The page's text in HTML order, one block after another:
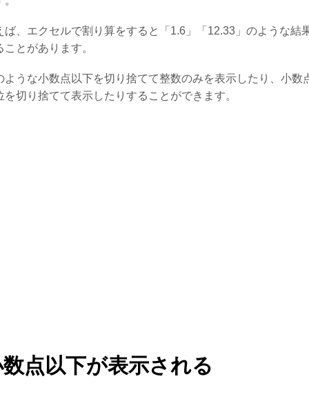
ば、エクセルで割り算をすると「1.6」「12.33」のような結
ことがあります。
ような小数点以下を切り捨てて整数のみを表示したり、小数
を切り捨てて表示したりすることができます。
点以下が表示される